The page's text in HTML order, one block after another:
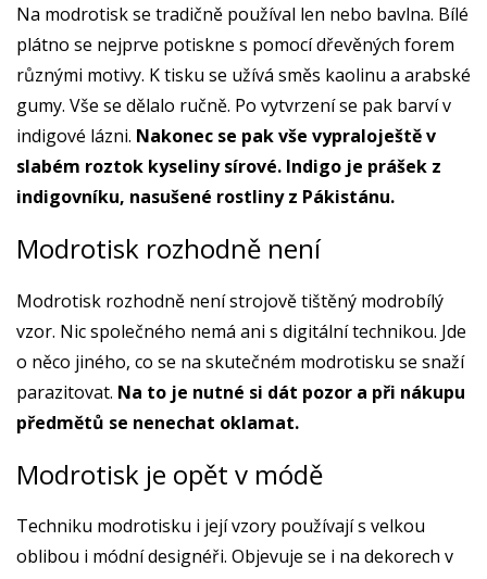
Na modrotisk se tradičně používal len nebo bavlna. Bílé
plátno se nejprve potiskne s pomocí dřevěných forem
různými motivy. K tisku se užívá směs kaolinu a arabské
gumy. Vše se dělalo ručně. Po vytvrzení se pak barví v
indigové lázni. Nakonec se pak vše vypraloještě v
slabém roztok kyseliny sírové. Indigo je prášek z
indigovníku, nasušené rostliny z Pákistánu.
Modrotisk rozhodně není
Modrotisk rozhodně není strojově tištěný modrobílý
vzor. Nic společného nemá ani s digitální technikou. Jde
o něco jiného, co se na skutečném modrotisku se snaží
parazitovat. Na to je nutné si dát pozor a při nákupu
předmětů se nenechat oklamat.
Modrotisk je opět v módě
Techniku modrotisku i její vzory používají s velkou
oblibou i módní designéři. Objevuje se i na dekorech v